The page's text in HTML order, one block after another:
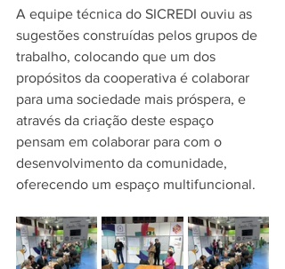
A equipe técnica do SICREDI ouviu as
sugestões construídas pelos grupos de
trabalho, colocando que um dos
propósitos da cooperativa é colaborar
para uma sociedade mais próspera, e
através da criação deste espaço
pensam em colaborar para com o
desenvolvimento da comunidade,
oferecendo um espaço multifuncional.